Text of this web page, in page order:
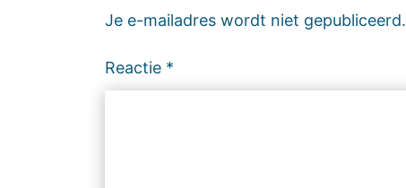
Je e-mailadres wordt niet gepubliceerd.
Reactie *